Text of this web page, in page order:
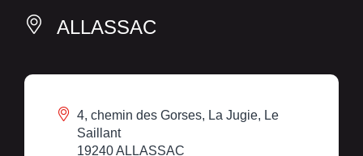
ALLASSAC
4, chemin des Gorses, La Jugie, Le
Saillant
19240 ALLASSAC